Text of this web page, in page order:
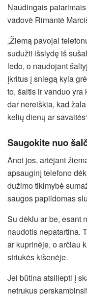
Naudingais
vadovė Rimantė
„Žiemą pavojai
sudužti išslydę iš
ledo, o naudojant
įkritus į sniegą kyla
to, šaltis ir vanduo
dar nereiškia, kad
kelių dienų ar
Saugokite nuo
Anot jos, artėjant
apsauginį telefono
dužimo tikimybė
saugos papildomas
Su dėklu ar be, esant
naudotis nepatartina.
ar kuprinėje, o arčiau
striukės kišenėje.
Jei būtina atsiliepti į
netrukus